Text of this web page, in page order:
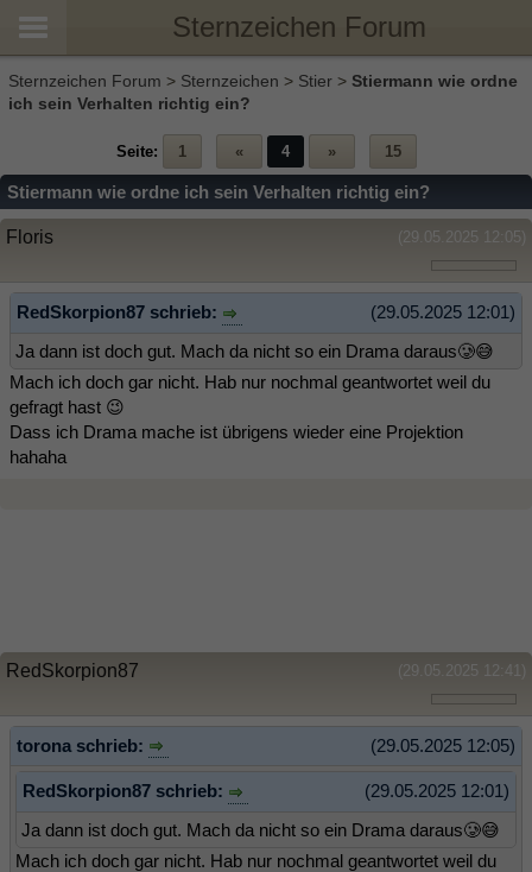
Sternzeichen Forum
Sternzeichen Forum > Sternzeichen > Stier > Stiermann wie ordne
ich sein Verhalten richtig ein?
Seite: 1 « 4 » 15
Stiermann wie ordne ich sein Verhalten richtig ein?
(29.05.2025 12:05)
Floris
(29.05.2025 12:01)
RedSkorpion87 schrieb:
Ja dann ist doch gut. Mach da nicht so ein Drama daraus🥲😅
Mach ich doch gar nicht. Hab nur nochmal geantwortet weil du
gefragt hast 😉
Dass ich Drama mache ist übrigens wieder eine Projektion
hahaha
(29.05.2025 12:41)
RedSkorpion87
(29.05.2025 12:05)
torona schrieb:
(29.05.2025 12:01)
RedSkorpion87 schrieb:
Ja dann ist doch gut. Mach da nicht so ein Drama daraus🥲😅
Mach ich doch gar nicht. Hab nur nochmal geantwortet weil du